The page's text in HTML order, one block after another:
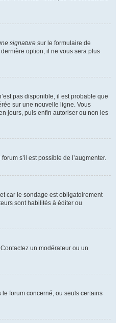
signature sur le formulaire de
option, il ne vous sera plus
pas disponible, il est probable que
sur une nouvelle ligne. Vous
jours, puis enfin autoriser ou non les
s’il est possible de l’augmenter.
car le sondage est obligatoirement
sont habilités à éditer ou
un modérateur ou un
le forum concerné, ou seuls certains